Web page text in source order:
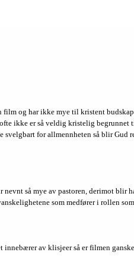
og har ikke mye til kristent
ikke er så veldig kristelig
svelgbart for allmennheten så blir
nevnt så mye av pastoren, derimot
som medfører i rollen
innebærer av klisjeer så er filmen